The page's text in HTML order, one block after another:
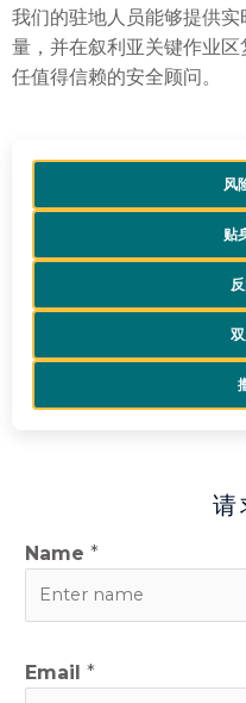
我们的驻地人员能够提供
量，并在叙利亚关键作业
任值得信赖的安全顾问。
风
贴
请
Name *
Email *
h
t
A